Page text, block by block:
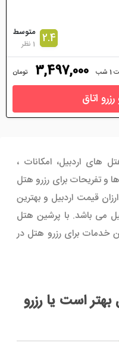
2.4 متوسط
1 نظر
3,497,000 تومان
اتاق
های اردبیل، امکانات ،
و تفریحات برای رزرو هتل
قیمت اردبیل و بهترین
می باشد. با پرشین هتل
خدمات برای رزرو هتل در
بهتر است یا رزرو